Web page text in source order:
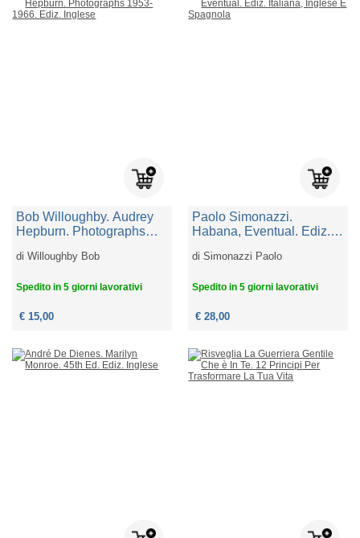
Bob Willoughby. Audrey
Hepburn. Photographs
diWilloughby Bob
Spedito in 5 giorni lavorativi
€ 15,00
Paolo Simonazzi.
Habana, Eventual. Ediz.
Spagnola
diSimonazzi Paolo
Spedito in 5 giorni lavorativi
€ 28,00